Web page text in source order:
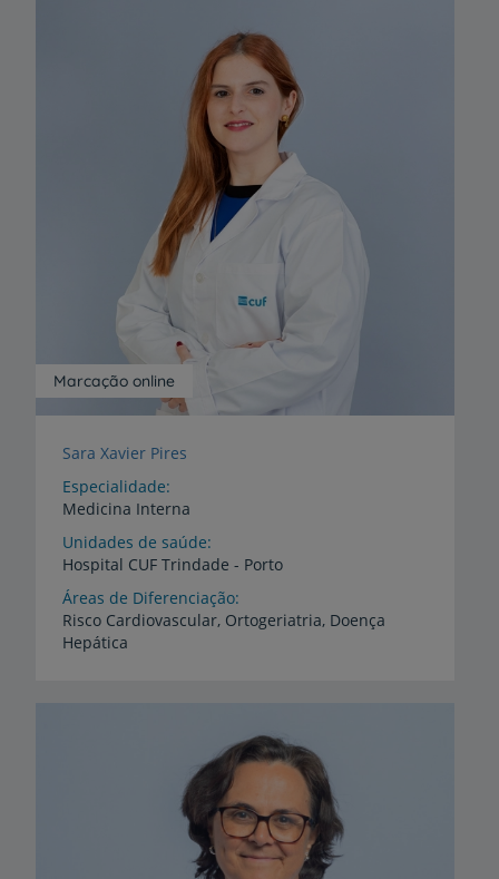
Marcação online
Sara Xavier Pires
Especialidade
Medicina Interna
Unidades de saúde
Hospital CUF Trindade - Porto
Áreas de Diferenciação
Risco Cardiovascular, Ortogeriatria, Doença
Hepática